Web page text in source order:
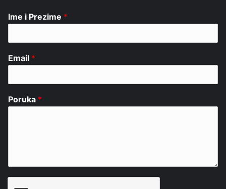
Ime i Prezime *
Email *
Poruka *